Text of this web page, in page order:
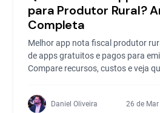
para Produtor Rural?
Completa
Melhor app nota fiscal produtor
de apps gratuitos e pagos para
Compare recursos, custos e veja
Daniel Oliveira 26 de